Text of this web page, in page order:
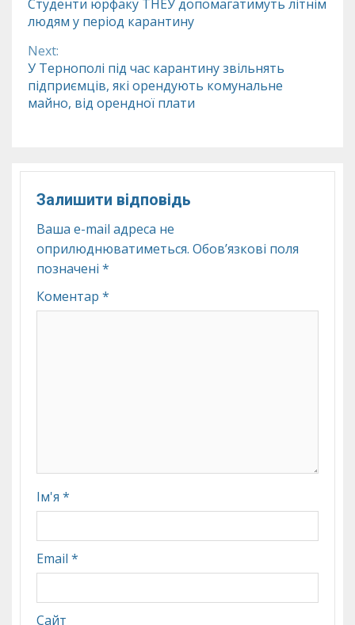
Reading
Студенти юрфаку ТНЕУ допомагатимуть літнім
людям у період карантину
Next:
У Тернополі під час карантину звільнять
підприємців, які орендують комунальне
майно, від орендної плати
Залишити відповідь
Ваша e-mail адреса не
оприлюднюватиметься. Обов’язкові поля
позначені *
Коментар *
Ім'я *
Email *
Сайт